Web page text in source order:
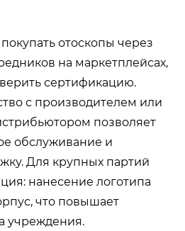
отоскопы через
на маркетплейсах,
сертификацию.
с производителем или
позволяет
обслуживание и
Для крупных партий
нанесение логотипа
что повышает
учреждения.